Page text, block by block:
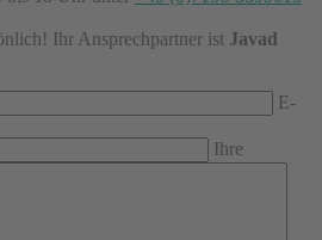
Ihr Ansprechpartner ist Javad
E-
Ihre